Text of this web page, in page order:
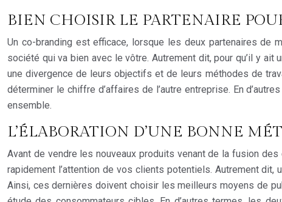
BIEN CHOISIR LE PARTENAIRE
Un co-branding est efficace, lorsque les deux partenaires de
société qui va bien avec le vôtre. Autrement dit, pour qu’il y
une divergence de leurs objectifs et de leurs méthodes de
déterminer le chiffre d’affaires de l’autre entreprise. En
ensemble.
L’ÉLABORATION D’UNE BONNE
Avant de vendre les nouveaux produits venant de la fusion des
rapidement l’attention de vos clients potentiels. Autrement
Ainsi, ces dernières doivent choisir les meilleurs moyens de